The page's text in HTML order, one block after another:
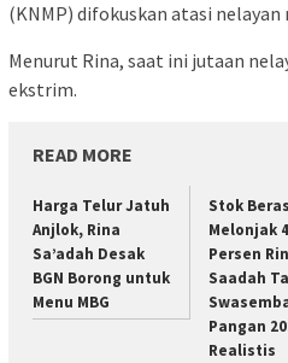
(KNMP) difokuskan atasi nelayan
Menurut Rina, saat ini jutaan
ekstrim.
READ MORE
Harga Telur Jatuh
Anjlok, Rina
Sa’adah Desak
BGN Borong untuk
Menu MBG
Stok Beras
Melonjak
Persen
Saadah
Pangan
Realistis